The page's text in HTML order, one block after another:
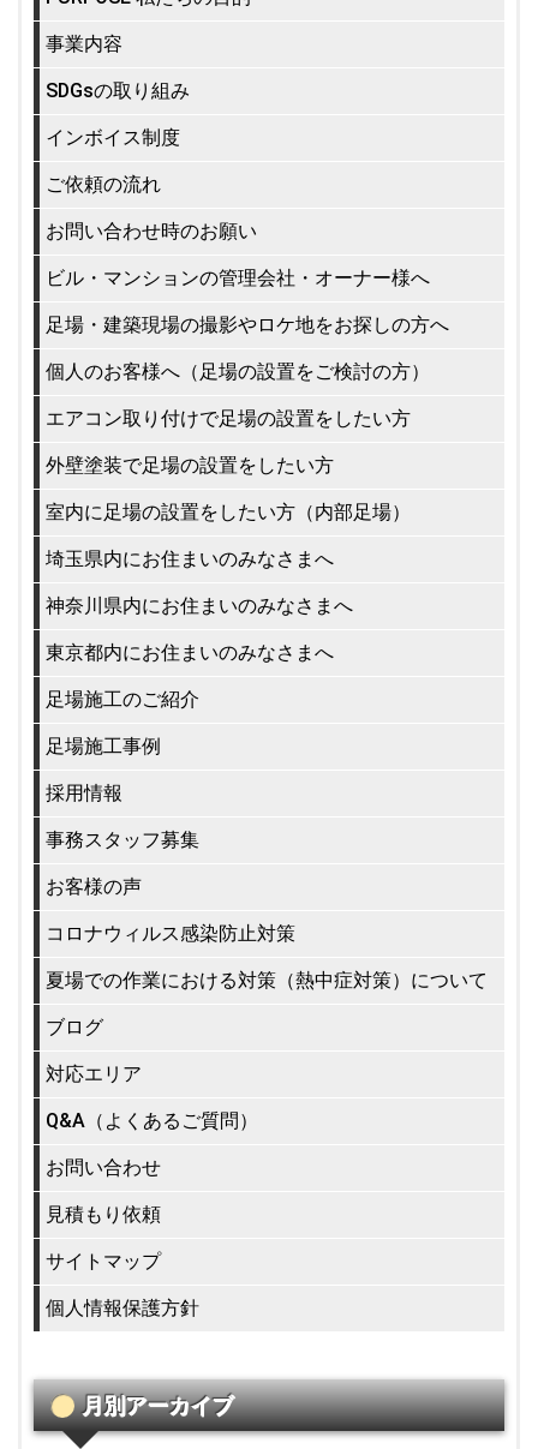
事業内容
SDGsの取り組み
インボイス制度
ご依頼の流れ
お問い合わせ時のお願い
ビル・マンションの管理会社・オーナー様へ
足場・建築現場の撮影やロケ地をお探しの方へ
個人のお客様へ（足場の設置をご検討の方）
エアコン取り付けで足場の設置をしたい方
外壁塗装で足場の設置をしたい方
室内に足場の設置をしたい方（内部足場）
埼玉県内にお住まいのみなさまへ
神奈川県内にお住まいのみなさまへ
東京都内にお住まいのみなさまへ
足場施工のご紹介
足場施工事例
採用情報
事務スタッフ募集
お客様の声
コロナウィルス感染防止対策
夏場での作業における対策（熱中症対策）について
ブログ
対応エリア
Q&A（よくあるご質問）
お問い合わせ
見積もり依頼
サイトマップ
個人情報保護方針
月別アーカイブ